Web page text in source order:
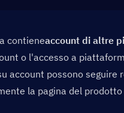
contieneaccount di altre
o l'accesso a
account possono seguire
la pagina del